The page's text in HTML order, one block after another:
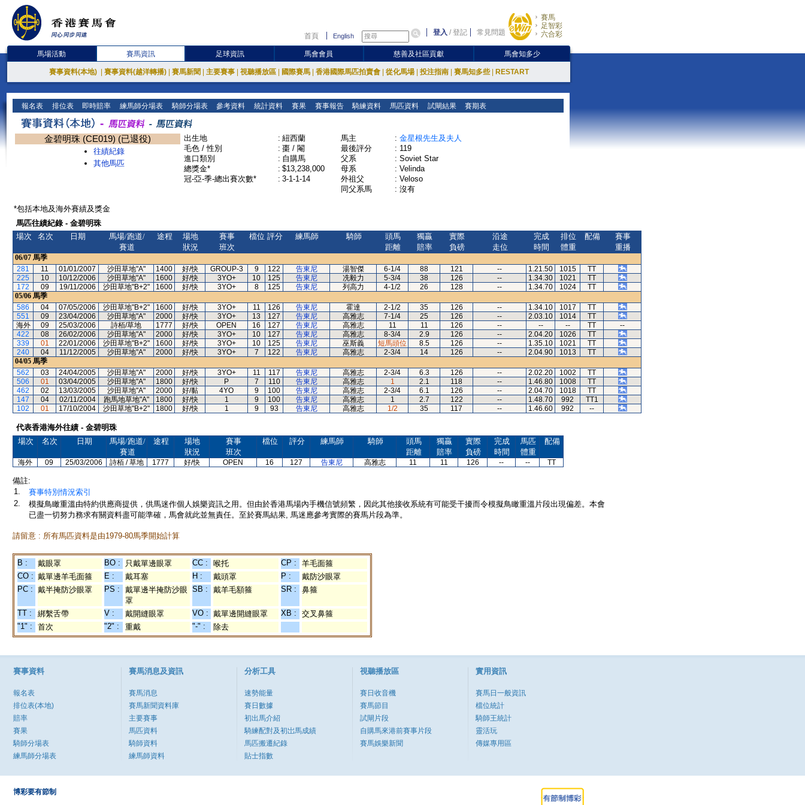
首頁 English 登入 /登記 常見問題
賽馬
足智彩
六合彩
馬場活動 賽馬資訊 足球資訊 馬會會員 慈善及社區貢獻 馬會知多少
賽事資料(本地) 賽事資料(越洋轉播) 賽馬新聞 主要賽事 視聽播放區 國際賽馬 香港國際馬匹拍賣會 從化馬場 投注指南 賽馬知多些 RESTART
報名表 排位表 即時賠率 練馬師分場表 騎師分場表 參考資料 統計資料 賽果 賽事報告 騎練資料 馬匹資料 試閘結果 賽期表
金碧明珠 (CE019) (已退役)
往績紀錄
其他馬匹
出生地 : 紐西蘭
毛色 / 性別
: 棗 / 閹
進口類別
: 自購馬
總獎金*
: $13,238,000
冠-亞-季-總出賽次數*
: 3-1-1-14
馬主 : 金星根先生及夫人
最後評分
: 119
父系
: Soviet Star
母系
: Velinda
外祖父
: Veloso
同父系馬
: 沒有
*包括本地及海外賽績及獎金
馬匹往績紀錄 - 金碧明珠
場次
名次 日期
馬場/跑道/
賽道
途程
場地
狀況
賽事
班次
檔位 評分 練馬師 騎師
頭馬
距離
獨贏
賠率
實際
負磅
沿途
走位
完成
時間
排位
體重
配備
賽事
重播
06/07 馬季
281
11 01/01/2007 沙田草地"A" 1400 好/快 GROUP-3 9 122 告東尼 湯智傑 6-1/4 88 121 -- 1.21.50 1015
TT
225
10 10/12/2006 沙田草地"A" 1600 好/快 3YO+ 10 125 告東尼 冼毅力 5-3/4 38 126 -- 1.34.30 1021
TT
172
09 19/11/2006 沙田草地"B+2" 1600 好/快 3YO+ 8 125 告東尼 列高力 4-1/2 26 128 -- 1.34.70 1024
TT
05/06 馬季
586
04 07/05/2006 沙田草地"B+2" 1600 好/快 3YO+ 11 126 告東尼 霍達 2-1/2 35 126 -- 1.34.10 1017
TT
551
09 23/04/2006 沙田草地"A" 2000 好/快 3YO+ 13 127 告東尼 高雅志 7-1/4 25 126 -- 2.03.10 1014
TT
海外
09 25/03/2006 詩栢/草地 1777 好/快 OPEN 16 127 告東尼 高雅志 11 11 126 -- -- -- TT
--
422
08 26/02/2006 沙田草地"A" 2000 好/快 3YO+ 10 127 告東尼 高雅志 8-3/4 2.9 126 -- 2.04.20 1026
TT
339
01 22/01/2006 沙田草地"B+2" 1600 好/快 3YO+ 10 125 告東尼 巫斯義 短馬頭位 8.5 126 -- 1.35.10 1021
TT
240
04 11/12/2005 沙田草地"A" 2000 好/快 3YO+ 7 122 告東尼 高雅志 2-3/4 14 126 -- 2.04.90 1013
TT
04/05 馬季
562
03 24/04/2005 沙田草地"A" 2000 好/快 3YO+ 11 117 告東尼 高雅志 2-3/4 6.3 126 -- 2.02.20 1002
TT
506
01 03/04/2005 沙田草地"A" 1800 好/快 P 7 110 告東尼 高雅志 1 2.1 118 -- 1.46.80 1008
TT
462
02 13/03/2005 沙田草地"A" 2000 好/黏 4YO 9 100 告東尼 高雅志 2-3/4 6.1 126 -- 2.04.70 1018
TT
147
04 02/11/2004 跑馬地草地"A" 1800 好/快 1 9 100 告東尼 高雅志 1 2.7 122 -- 1.48.70 992
TT1
102
01 17/10/2004 沙田草地"B+2" 1800 好/快 1 9 93 告東尼 高雅志 1/2 35 117 -- 1.46.60 992 --
代表香港海外往績 - 金碧明珠
場次
名次 日期
馬場/跑道/
賽道
途程
場地
狀況
賽事
班次
檔位 評分 練馬師 騎師
頭馬
距離
獨贏
賠率
實際
負磅
完成
時間
馬匹
體重
配備
海外 09 25/03/2006 詩栢 / 草地 1777 好/快 OPEN 16 127 告東尼 高雅志 11 11 126 -- -- TT
備註:
1.
賽事特別情況索引
2.
模擬鳥瞰重溫由特約供應商提供，供馬迷作個人娛樂資訊之用。但由於香港馬場內手機信號頻繁，因此其他接收系統有可能受干擾而令模擬鳥瞰重溫片段出現偏差。本會
已盡一切努力務求有關資料盡可能準確，馬會就此並無責任。至於賽馬結果, 馬迷應參考實際的賽馬片段為準。
請留意 : 所有馬匹資料是由1979-80馬季開始計算
B : 戴眼罩 BO : 只戴單邊眼罩 CC : 喉托 CP :
羊毛面箍
CO : 戴單邊羊毛面箍 E : 戴耳塞 H : 戴頭罩 P :
戴防沙眼罩
PC : 戴半掩防沙眼罩 PS :
戴單邊半掩防沙眼
罩
SB : 戴羊毛額箍 SR : 鼻箍
TT : 綁繫舌帶 V : 戴開縫眼罩 VO : 戴單邊開縫眼罩 XB :
交叉鼻箍
"1" :
首次 "2" : 重戴 "-" : 除去
賽事資料
報名表
排位表(本地)
賠率
賽果
騎師分場表
練馬師分場表
賽馬消息及資訊
賽馬消息
賽馬新聞資料庫
主要賽事
馬匹資料
騎師資料
練馬師資料
分析工具
速勢能量
賽日數據
初出馬介紹
騎練配對及初岀馬成績
馬匹搬遷紀錄
貼士指數
視聽播放區
賽日收音機
賽馬節目
試閘片段
自購馬來港前賽事片段
賽馬娛樂新聞
實用資訊
賽馬日一般資訊
檔位統計
騎師王統計
靈活玩
傳媒專用區
博彩要有節制